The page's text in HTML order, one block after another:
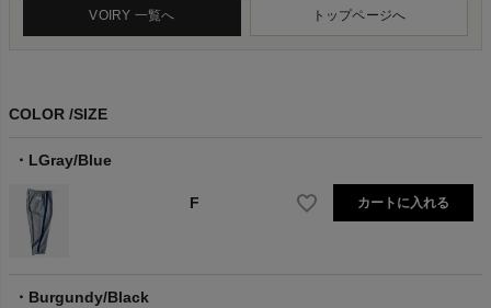
VOIRY 一覧へ トップページへ
COLOR SIZE
LGray/Blue
F カートに入れる
Burgundy/Black